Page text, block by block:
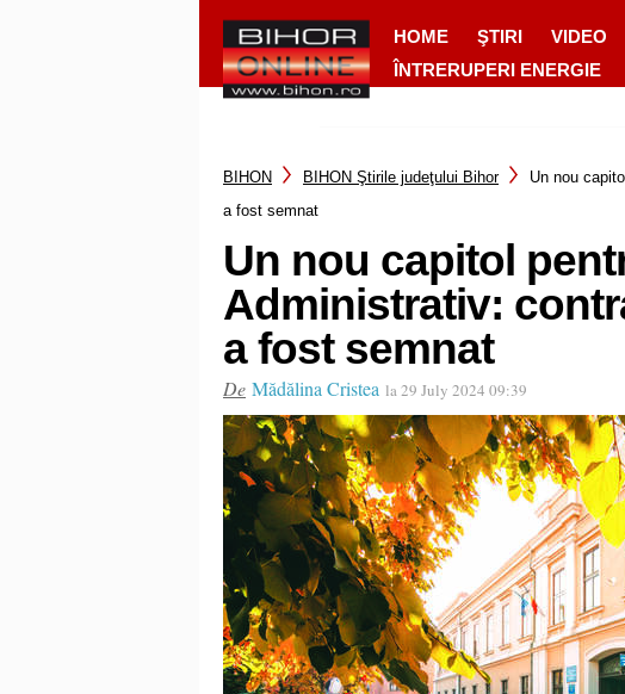
HOME ŞTIRI VIDEO
ÎNTRERUPERI ENERGIE
BIHON BIHON Ştirile judeţului Bihor
Un nou
a fost semnat
Un nou capitol
Administrativ:
a fost semnat
De Mădălina Cristea la 29 July 2024 09:39